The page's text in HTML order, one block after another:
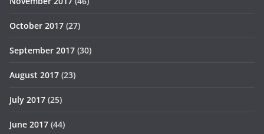
October 2017 (27)
September 2017 (30)
August 2017 (23)
July 2017 (25)
June 2017 (44)